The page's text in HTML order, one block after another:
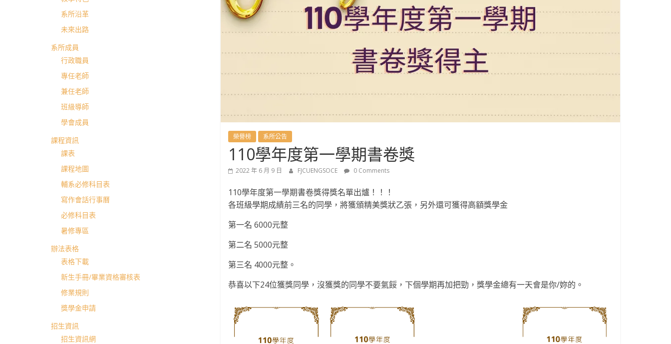
語
文
學
系
進
修
學
士
班
榮譽榜 系所公告
110學年度第一學期書卷獎
2022 年 6 月 9 日 FJCUENGSOCE 0 Comments
110學年度第一學期書卷獎得獎名單出爐！！！
各班級學期成績前三名的同學，將獲頒精美獎狀乙張，另外還可獲得高額獎學金
第一名 6000元整
第二名 5000元整
第三名 4000元整。
恭喜以下24位獲獎同學，沒獲獎的同學不要氣餒，下個學期再加把勁，獎學金總有一天會是你/妳的。
系所沿革
未來出路
系所成員
行政職員
專任老師
兼任老師
班級導師
學會成員
課程資訊
課表
課程地圖
輔系必修科目表
寫作會話行事曆
必修科目表
暑修專區
辦法表格
表格下載
新生手冊/畢業資格審核表
修業規則
獎學金申請
招生資訊
招生資訊網